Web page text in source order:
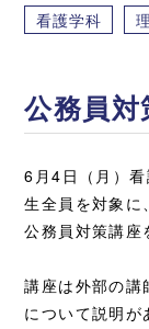
看護学科
公務員
6月4日（月）
生全員を対象に、
公務員対策講座
講座は外部の講
について説明が